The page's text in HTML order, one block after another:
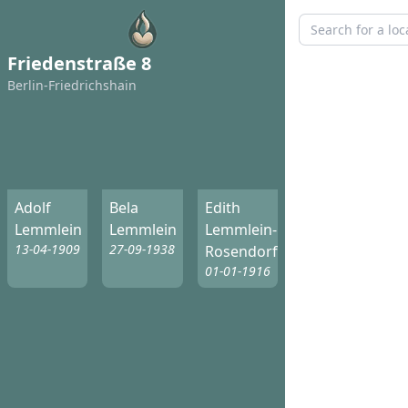
Friedenstraße 8
Berlin-Friedrichshain
Adolf
Lemmlein
13-04-1909
Bela
Lemmlein
27-09-1938
Edith
Lemmlein-
Rosendorff
01-01-1916